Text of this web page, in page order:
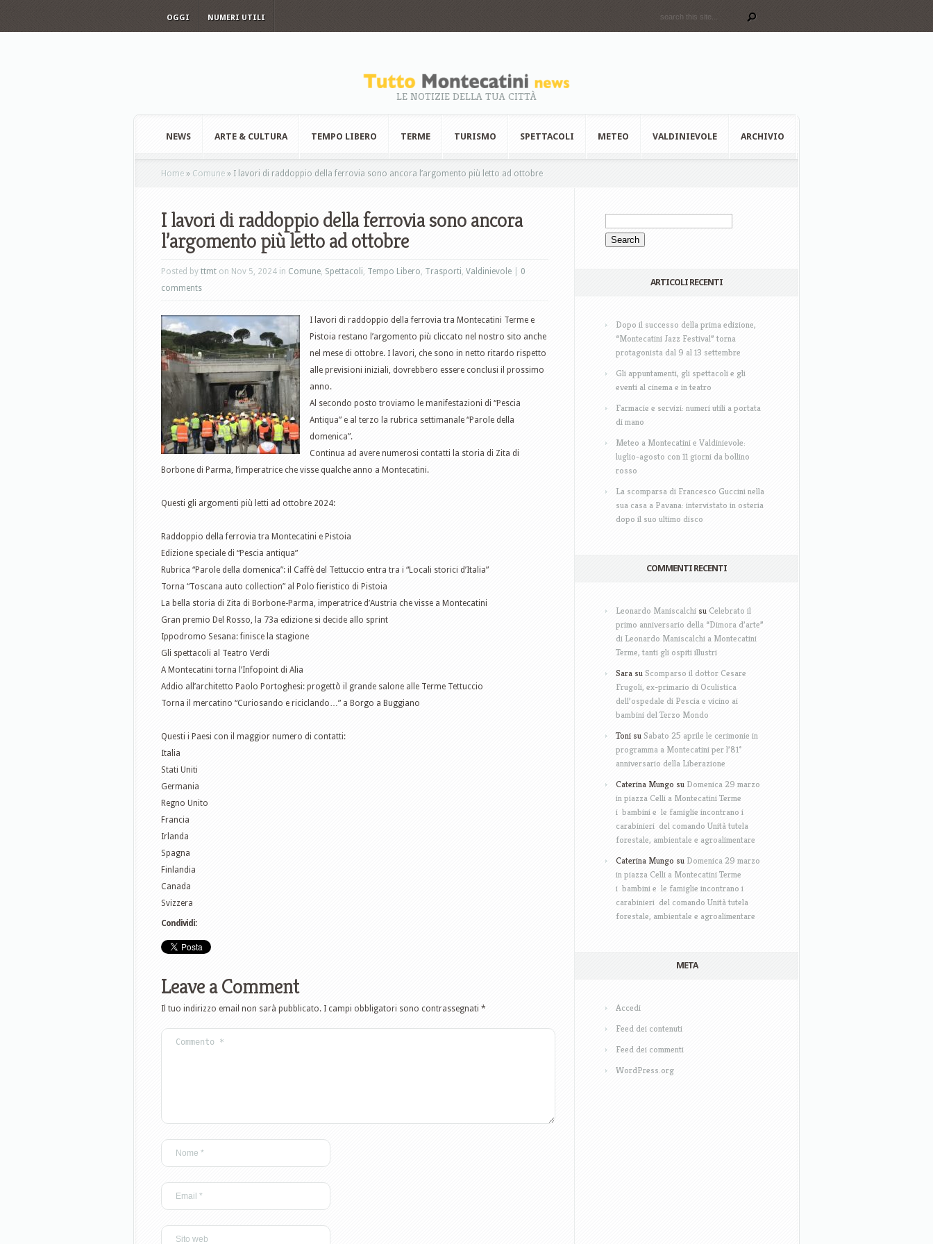
OGGI NUMERI UTILI
LE NOTIZIE DELLA TUA CITTÀ
NEWS ARTE & CULTURA TEMPO LIBERO TERME TURISMO SPETTACOLI METEO VALDINIEVOLE ARCHIVIO
Home » Comune » I lavori di raddoppio della ferrovia sono ancora l’argomento più letto ad ottobre
I lavori di raddoppio della ferrovia sono ancora
l’argomento più letto ad ottobre
Posted by ttmt on Nov 5, 2024 in Comune, Spettacoli, Tempo Libero, Trasporti, Valdinievole
0
comments
I lavori di raddoppio della ferrovia tra Montecatini Terme e
Pistoia restano l’argomento più cliccato nel nostro sito anche
nel mese di ottobre. I lavori, che sono in netto ritardo rispetto
alle previsioni iniziali, dovrebbero essere conclusi il prossimo
anno.
Al secondo posto troviamo le manifestazioni di “Pescia
Antiqua” e al terzo la rubrica settimanale “Parole della
domenica”.
Continua ad avere numerosi contatti la storia di Zita di
Borbone di Parma, l’imperatrice che visse qualche anno a Montecatini.
Questi gli argomenti più letti ad ottobre 2024:
Raddoppio della ferrovia tra Montecatini e Pistoia
Edizione speciale di “Pescia antiqua”
Rubrica “Parole della domenica”: il Caffè del Tettuccio entra tra i “Locali storici d’Italia”
Torna “Toscana auto collection” al Polo fieristico di Pistoia
La bella storia di Zita di Borbone-Parma, imperatrice d’Austria che visse a Montecatini
Gran premio Del Rosso, la 73a edizione si decide allo sprint
Ippodromo Sesana: finisce la stagione
Gli spettacoli al Teatro Verdi
A Montecatini torna l’Infopoint di Alia
Addio all’architetto Paolo Portoghesi: progettò il grande salone alle Terme Tettuccio
Torna il mercatino “Curiosando e riciclando…” a Borgo a Buggiano
Questi i Paesi con il maggior numero di contatti:
Italia
Stati Uniti
Germania
Regno Unito
Francia
Irlanda
Spagna
Finlandia
Canada
Svizzera
Condividi:
Leave a Comment
Il tuo indirizzo email non sarà pubblicato. I campi obbligatori sono contrassegnati *
ARTICOLI RECENTI
Dopo il successo della prima edizione,
“Montecatini Jazz Festival” torna
protagonista dal 9 al 13 settembre
Gli appuntamenti, gli spettacoli e gli
eventi al cinema e in teatro
Farmacie e servizi: numeri utili a portata
di mano
Meteo a Montecatini e Valdinievole:
luglio-agosto con 11 giorni da bollino
rosso
La scomparsa di Francesco Guccini nella
sua casa a Pavana: intervistato in osteria
dopo il suo ultimo disco
COMMENTI RECENTI
Leonardo Maniscalchi suCelebrato il
primo anniversario della “Dimora d’arte”
di Leonardo Maniscalchi a Montecatini
Terme, tanti gli ospiti illustri
Sara su Scomparso il dottor Cesare
Frugoli, ex-primario di Oculistica
dell’ospedale di Pescia e vicino ai
bambini del Terzo Mondo
Toni suSabato 25 aprile le cerimonie in
programma a Montecatini per l’81°
anniversario della Liberazione
Caterina Mungo su Domenica 29 marzo
in piazza Celli a Montecatini Terme
i bambini e le famiglie incontrano i
carabinieri del comando Unità tutela
forestale, ambientale e agroalimentare
Caterina Mungo su Domenica 29 marzo
in piazza Celli a Montecatini Terme
i bambini e le famiglie incontrano i
carabinieri del comando Unità tutela
forestale, ambientale e agroalimentare
META
Accedi
Feed dei contenuti
Feed dei commenti
WordPress.org